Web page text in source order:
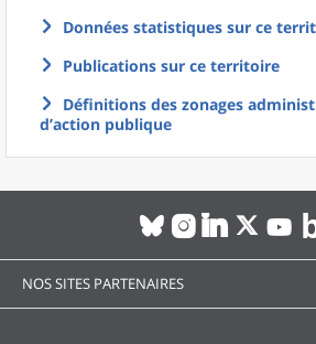
Données statistiques sur ce
Publications sur ce territoire
Définitions des zonages
d’action publique
NOS SITES PARTENAIRES